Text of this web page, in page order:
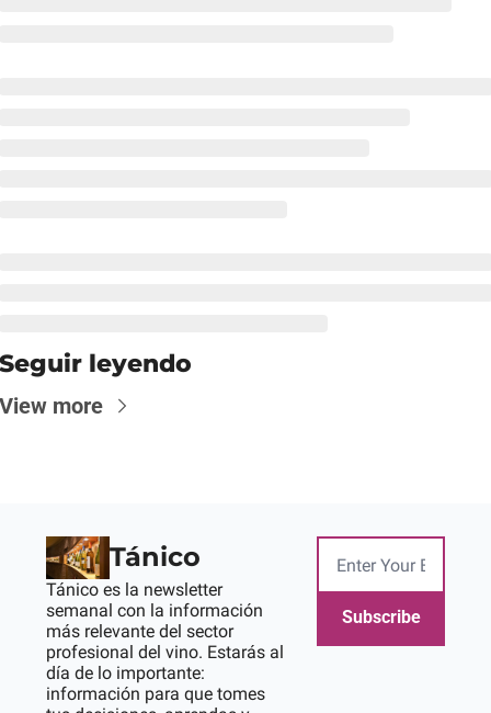
leyendo
more
Tánico
Tánico es la newsletter
semanal con la información
más relevante del sector
profesional del vino. Estarás al
día de lo importante:
información para que tomes
Subscribe